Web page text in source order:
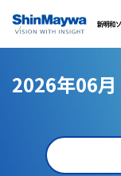
2026年06月